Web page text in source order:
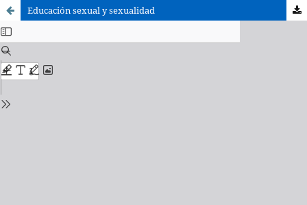
Educación sexual y sexualidad